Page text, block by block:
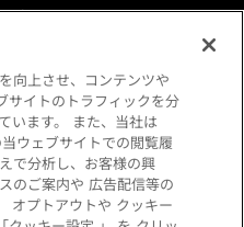
ポリシー
リシー
ついて
ップ
向上させ、コンテンツや
サイトのトラフィックを分
います。 また、当社は
ウェブサイトでの閲覧履
で分析し、お客様の興
のご案内や 広告配信等の
オプトアウトや クッキー